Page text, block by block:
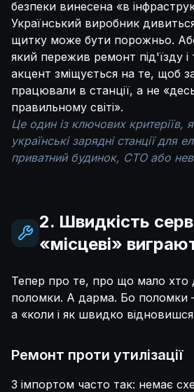
безпеки винесена «в
Український виробник
щитку може бути порожньо.
який пережив ремонт під'їзду
акцент зміщується на те, щоб
працювали в станції, а не
правильному світі».
Це один із ключових критеріїв,
українські зарядні станції для
приватний будинок, СТО або
2. Швидкість
«місцеві»
Тепер про те, про що мало хто
поломки. А дарма. Бо поломки
а «коли і як швидко
Ремонт проти утилізації
З імпортом часто так: немає